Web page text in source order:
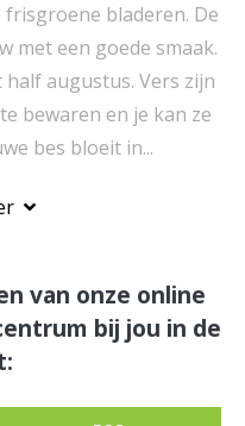
bladeren. De
met een goede smaak.
augustus. Vers zijn
bewaren en je kan ze
bes bloeit in...
van onze online
bij jou in de